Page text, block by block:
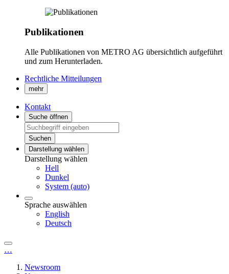
Publikationen
Alle Publikationen von METRO AG übersichtlich aufgeführt
und zum Herunterladen.
Rechtliche Mitteilungen
mehr
Kontakt
Suche öffnen
Suchen
Darstellung wählen
Darstellung wählen
Hell
Dunkel
System (auto)
Sprache auswählen
English
Deutsch
…
Newsroom